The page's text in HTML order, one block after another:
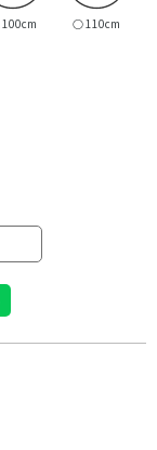
100cm ○110cm